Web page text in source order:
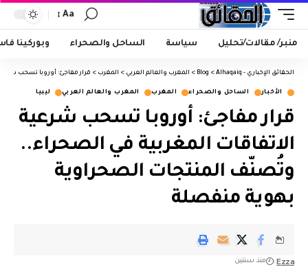
Aa
منبر/ مقالات/تحليل سياسة الساحل والصحراء وبوركينا
الحقائق الإخباري - Alhaqaiq >
Blog
> المغرب والعالم العربي > المغرب > قرار مفاجئ: أوروبا تسحب
الأخبار الساحل والصحراء المغرب المغرب والعالم العربي ليبيا
قرار مفاجئ: أوروبا تسحب شرعية
الاتفاقات المغربية في الصحراء..
وتُصنّف المنتجات الصحراوية
بهوية منفصلة
Ezza منذ سنتين